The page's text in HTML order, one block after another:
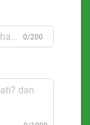
0/200